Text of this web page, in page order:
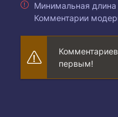
Минимальная
Комментарии
первым!